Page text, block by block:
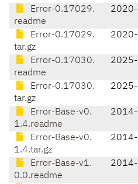
Error-0.17029.
readme
Error-0.17029.
tar.gz
Error-0.17030.
readme
Error-0.17030.
tar.gz
Error-Base-v0.
1.4.readme
Error-Base-v0.
1.4.tar.gz
Error-Base-v1.
0.0.readme